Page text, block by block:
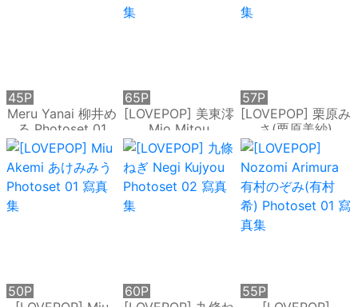
Meru Yanai 柳井め
る Photoset 01
[LOVEPOP] 寫真集
45P
[LOVEPOP] 美東澪
Mio Mitou
Photoset 02 寫真
集
65P
[LOVEPOP] 栗原み
さ(栗原美紗)
Photoset 07 寫真
集
57P
50P
60P
55P